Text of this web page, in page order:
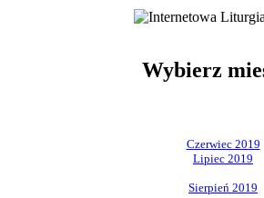
Wybierz
Czerwiec 2019
Lipiec 2019
Sierpień 2019